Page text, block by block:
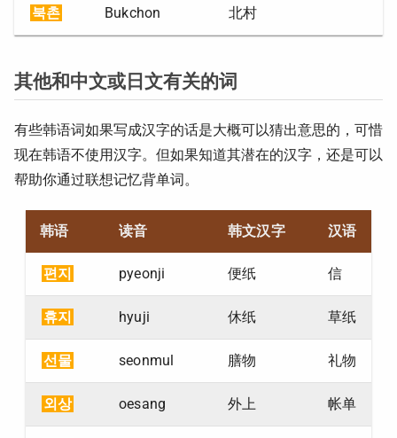
북촌 Bukchon 北村
其他和中文或日文有关的词
有些韩语词如果写成汉字的话是大概可以猜出意思的，可惜
现在韩语不使用汉字。但如果知道其潜在的汉字，还是可以
帮助你通过联想记忆背单词。
韩语 读音 韩文汉字 汉语
편지 pyeonji 便纸 信
휴지 hyuji 休纸 草纸
선물 seonmul 膳物 礼物
외상 oesang 外上 帐单